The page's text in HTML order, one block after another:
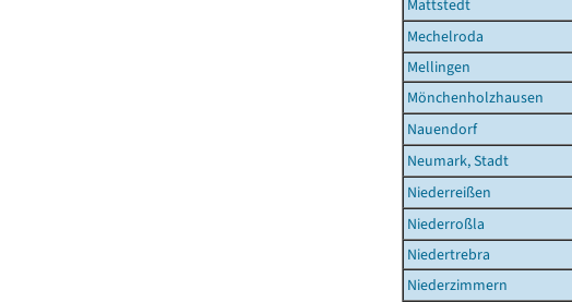
Mattstedt
Mechelroda
Mellingen
Mönchenholzhausen
Nauendorf
Neumark, Stadt
Niederreißen
Niederroßla
Niedertrebra
Niederzimmern